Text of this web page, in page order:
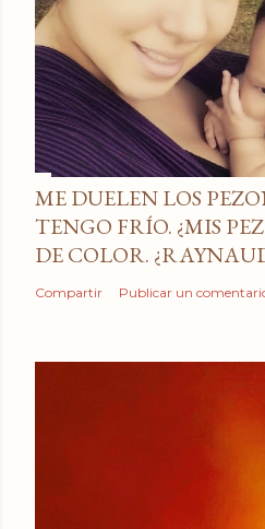
ME DUELEN LOS
TENGO FRÍO. ¿MIS
DE COLOR.
Compartir Publicar un